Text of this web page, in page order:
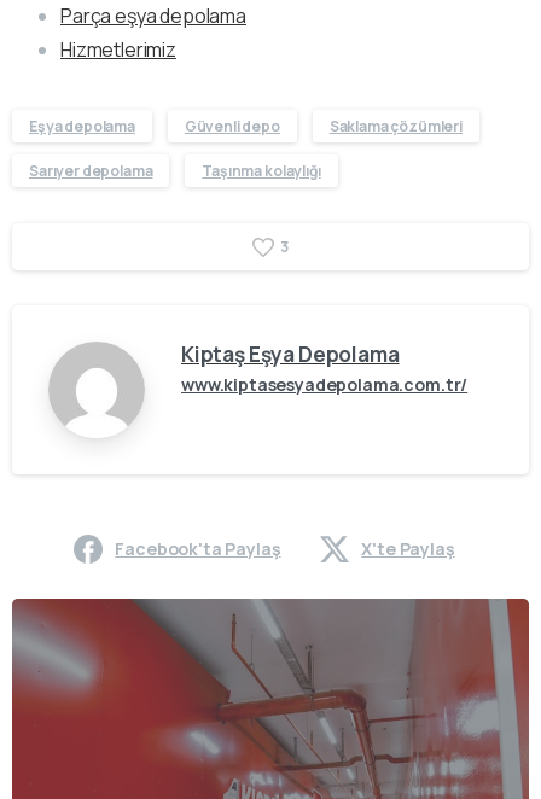
Parça eşya depolama
Hizmetlerimiz
Eşya depolama Güvenli depo Saklama çözümleri
Sarıyer depolama Taşınma kolaylığı
3
Kiptaş Eşya Depolama
www.kiptasesyadepolama.com.tr/
Facebook'ta Paylaş X'te Paylaş